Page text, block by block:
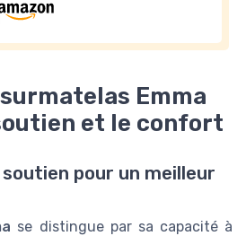
Emma
et le confort
pour un meilleur
se distingue par sa capacité à